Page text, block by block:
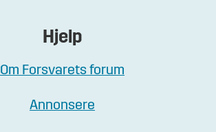
Hjelp
Om Forsvarets forum
Annonsere